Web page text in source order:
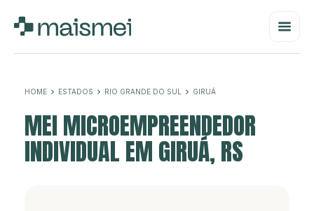
HOME ESTADOS RIO GRANDE DO SUL GIRUÁ
MEI MICROEMPREENDEDOR
INDIVIDUAL EM GIRUÁ, RS